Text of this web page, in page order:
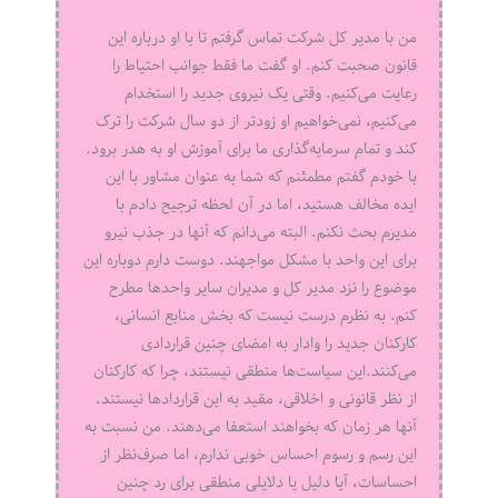
من با مدیر کل شرکت تماس گرفتم تا با او درباره این
قانون صحبت کنم. او گفت ما فقط جوانب احتیاط را
رعایت می‌کنیم. وقتی یک نیروی جدید را استخدام
می‌کنیم، نمی‌خواهیم او زودتر از دو سال شرکت را ترک
کند و تمام سرمایه‌گذاری ما برای آموزش او به هدر برود.
با خودم گفتم مطمئنم که شما به عنوان مشاور با این
ایده مخالف هستید، اما در آن لحظه ترجیح دادم با
مدیرم بحث نکنم. البته می‌دانم که آنها در جذب نیرو
برای این واحد با مشکل مواجهند. دوست دارم دوباره این
موضوع را نزد مدیر کل و مدیران سایر واحدها مطرح
کنم. به نظرم درست نیست که بخش منابع انسانی،
کارکنان جدید را وادار به امضای چنین قراردادی
می‌کنند.این سیاست‌ها منطقی نیستند، چرا که کارکنان
از نظر قانونی و اخلاقی، مقید به این قراردادها نیستند.
آنها هر زمان که بخواهند استعفا می‌دهند. من نسبت به
این رسم و رسوم احساس خوبی ندارم، اما صرف‌نظر از
احساسات، آیا دلیل یا دلایلی منطقی برای رد چنین